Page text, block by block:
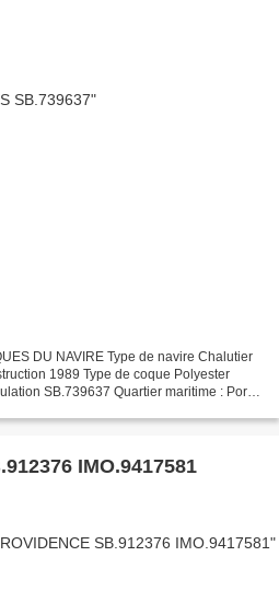
DU NAVIRE Type de navire Chalutier
1989 Type de coque Polyester
SB.739637 Quartier maritime : Port
LA PROVIDENCE SB.912376 IMO.9417581